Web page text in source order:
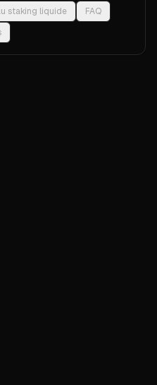
staking liquide
FAQ